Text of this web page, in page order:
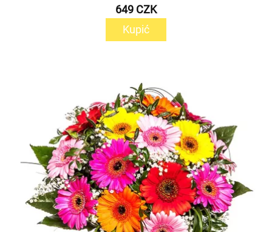
649 CZK
Kupić